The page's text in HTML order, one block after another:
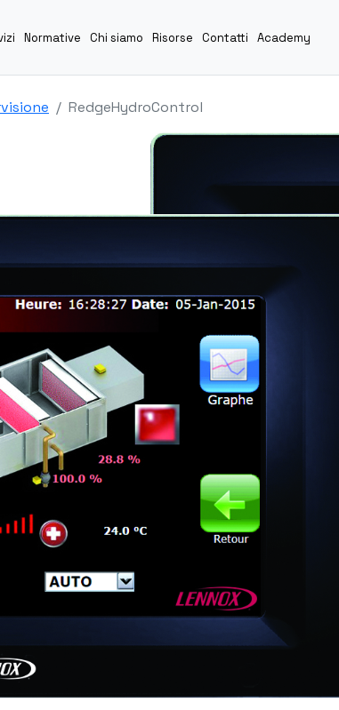
Normative Chi siamo Risorse Contatti Academy
RedgeHydroControl